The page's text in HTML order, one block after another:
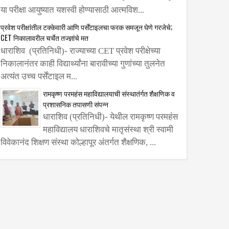
जोरावर
जाता येते- उल्हास
या परीक्षा आयुष्यात यशस्वी होण्यासाठी आत्मविश...
प्रवेश परीक्षांतील टक्केवारी आणि पर्सेंटाइलचा फरक समजून घेणे गरजेचे;
CET निकालावरील चर्चेत तज्ज्ञांचे मत
धाराशिव (प्रतिनिधी)- राज्याच्या CET प्रवेश परीक्षेच्या
निकालानंतर काही विद्यार्थ्यांना बारावीच्या गुणांच्या तुलनेत
अत्यंत उच्च पर्सेंटाइल म...
रामकृष्ण परमहंस महाविद्यालयाची संस्थातंर्गत शैक्षणिक व
प्रशासनिक तपासणी संपन्न
धाराशिव (प्रतिनिधी)- येथील रामकृष्ण परमहंस
महाविद्यालय धाराशिवचे मातृसंस्था श्री स्वामी
विवेकानंद शिक्षण संस्था कोल्हापूर अंतर्गत शैक्षणिक, ...